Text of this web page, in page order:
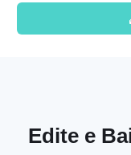
Edite e